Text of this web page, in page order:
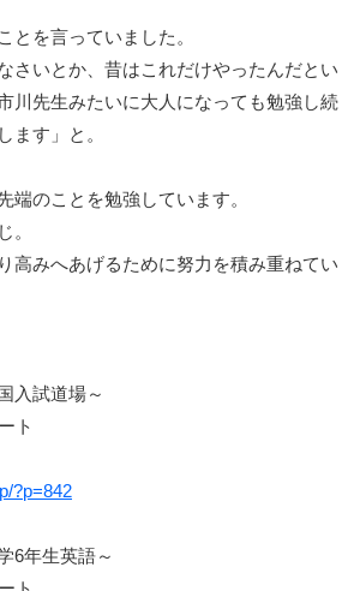
とを言っていました。
さいとか、昔はこれだけやったんだとい
川先生みたいに大人になっても勉強し続
ます」と。
端のことを勉強しています。
。
高みへあげるために努力を積み重ねてい
入試道場～
ト
?p=842
6年生英語～